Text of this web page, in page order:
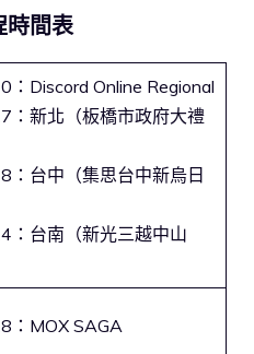
間表
Discord Online Regional
新北（板橋市政府大禮
台中（集思台中新烏日
台南（新光三越中山
：MOX SAGA